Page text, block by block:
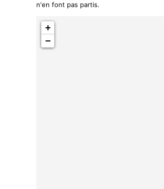
n'en font pas partis.
+
−